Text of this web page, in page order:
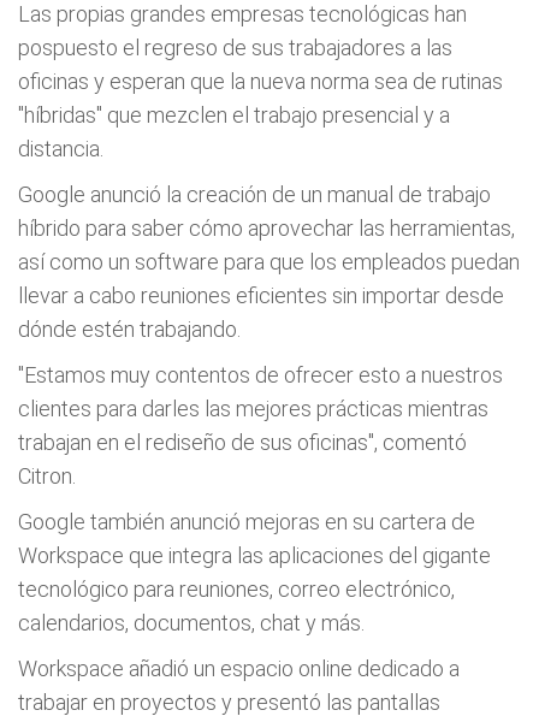
Las propias grandes empresas tecnológicas han
pospuesto el regreso de sus trabajadores a las
oficinas y esperan que la nueva norma sea de rutinas
"híbridas" que mezclen el trabajo presencial y a
distancia.
Google anunció la creación de un manual de trabajo
híbrido para saber cómo aprovechar las herramientas,
así como un software para que los empleados puedan
llevar a cabo reuniones eficientes sin importar desde
dónde estén trabajando.
"Estamos muy contentos de ofrecer esto a nuestros
clientes para darles las mejores prácticas mientras
trabajan en el rediseño de sus oficinas", comentó
Citron.
Google también anunció mejoras en su cartera de
Workspace que integra las aplicaciones del gigante
tecnológico para reuniones, correo electrónico,
calendarios, documentos, chat y más.
Workspace añadió un espacio online dedicado a
trabajar en proyectos y presentó las pantallas